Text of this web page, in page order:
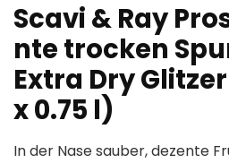
Scavi & Ray
nte trocken
Extra Dry
x 0.75 l)
In der Nase sauber, dezente